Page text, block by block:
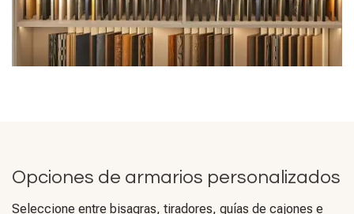
Opciones de armarios personalizados
Seleccione entre bisagras, tiradores, guías de cajones e